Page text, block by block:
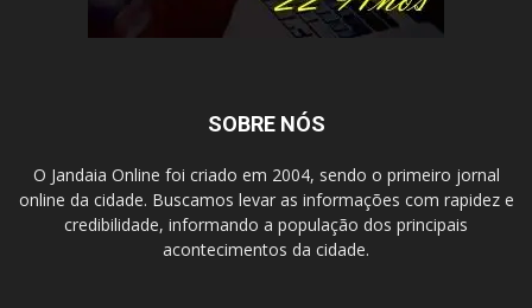
SOBRE NÓS
O Jandaia Online foi criado em 2004, sendo o primeiro jornal
online da cidade. Buscamos levar as informações com rapidez e
credibilidade, informando a população dos principais
acontecimentos da cidade.